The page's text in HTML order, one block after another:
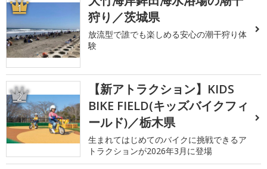
1
狩り／茨城県
放流型で誰でも楽しめる安心の潮干狩り体
験
2
【新アトラクション】KIDS
BIKE FIELD(キッズバイクフィ
ールド)／栃木県
生まれてはじめてのバイクに挑戦できるア
トラクションが2026年3月に登場